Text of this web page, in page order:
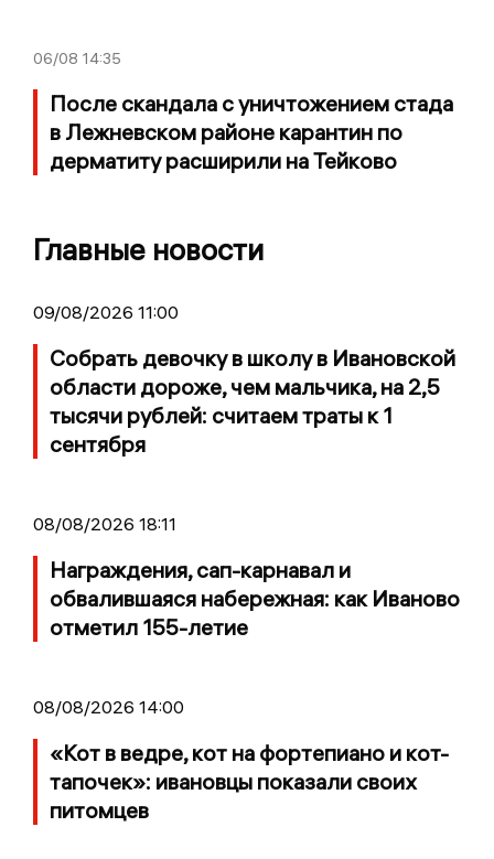
06/08 14:35
После скандала с уничтожением стада
в Лежневском районе карантин по
дерматиту расширили на Тейково
Главные новости
09/08/2026 11:00
Собрать девочку в школу в Ивановской
области дороже, чем мальчика, на 2,5
тысячи рублей: считаем траты к 1
сентября
08/08/2026 18:11
Награждения, сап-карнавал и
обвалившаяся набережная: как Иваново
отметил 155-летие
08/08/2026 14:00
«Кот в ведре, кот на фортепиано и кот-
тапочек»: ивановцы показали своих
питомцев